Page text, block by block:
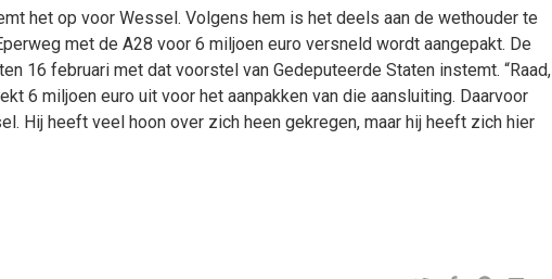
het op voor Wessel. Volgens hem is het deels aan de wethouder te
met de A28 voor 6 miljoen euro versneld wordt aangepakt. De
16 februari met dat voorstel van Gedeputeerde Staten instemt. “Raad,
6 miljoen euro uit voor het aanpakken van die aansluiting. Daarvoor
Hij heeft veel hoon over zich heen gekregen, maar hij heeft zich hier